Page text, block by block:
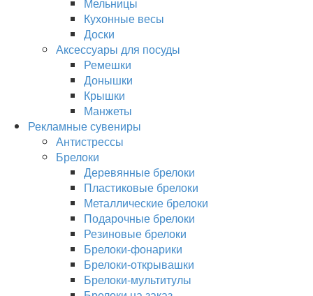
Кухонные весы
Доски
Аксессуары для посуды
Ремешки
Донышки
Крышки
Манжеты
Рекламные сувениры
Антистрессы
Брелоки
Деревянные брелоки
Пластиковые брелоки
Металлические брелоки
Подарочные брелоки
Резиновые брелоки
Брелоки-фонарики
Брелоки-открывашки
Брелоки-мультитулы